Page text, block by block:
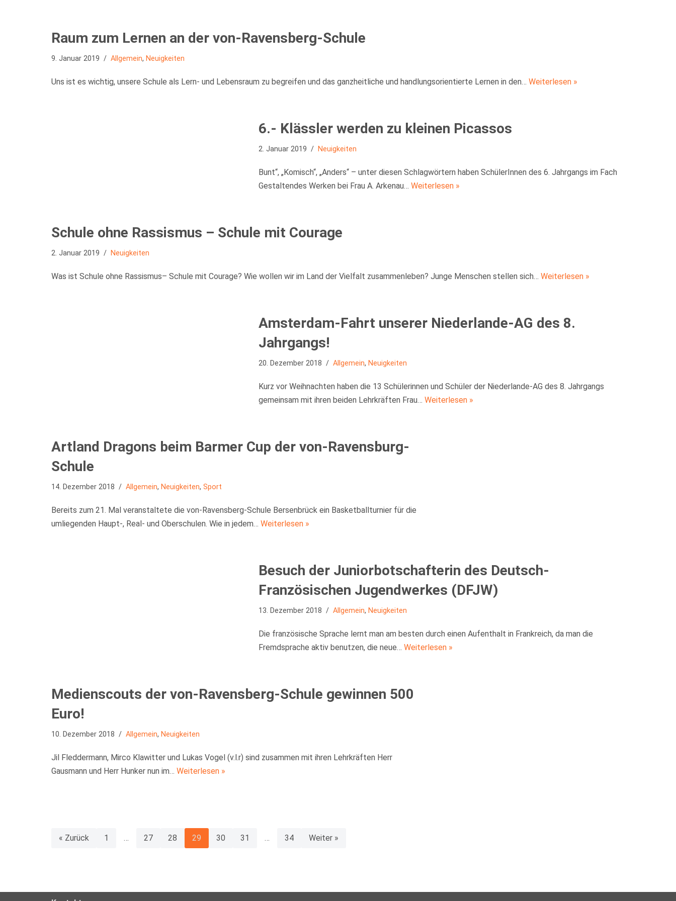
Raum zum Lernen an der von-Ravensberg-Schule
9. Januar 2019 Allgemein, Neuigkeiten
Uns ist es wichtig, unsere Schule als Lern- und Lebensraum zu begreifen und das ganzheitliche und handlungsorientierte Lernen in den… Weiterlesen »
6.- Klässler werden zu kleinen Picassos
2. Januar 2019 Neuigkeiten
Bunt“, „Komisch“, „Anders“ – unter diesen Schlagwörtern haben SchülerInnen des 6. Jahrgangs im Fach
Gestaltendes Werken bei Frau A. Arkenau… Weiterlesen »
Schule ohne Rassismus – Schule mit Courage
2. Januar 2019 Neuigkeiten
Was ist Schule ohne Rassismus– Schule mit Courage? Wie wollen wir im Land der Vielfalt zusammenleben? Junge Menschen stellen sich… Weiterlesen »
Amsterdam-Fahrt unserer Niederlande-AG des 8.
Jahrgangs!
20. Dezember 2018 Allgemein, Neuigkeiten
Kurz vor Weihnachten haben die 13 Schülerinnen und Schüler der Niederlande-AG des 8. Jahrgangs
gemeinsam mit ihren beiden Lehrkräften Frau… Weiterlesen »
Artland Dragons beim Barmer Cup der von-Ravensburg-
Schule
14. Dezember 2018 Allgemein, Neuigkeiten, Sport
Bereits zum 21. Mal veranstaltete die von-Ravensberg-Schule Bersenbrück ein Basketballturnier für die
umliegenden Haupt-, Real- und Oberschulen. Wie in jedem… Weiterlesen »
Besuch der Juniorbotschafterin des Deutsch-
Französischen Jugendwerkes (DFJW)
13. Dezember 2018 Allgemein, Neuigkeiten
Die französische Sprache lernt man am besten durch einen Aufenthalt in Frankreich, da man die
Fremdsprache aktiv benutzen, die neue… Weiterlesen »
Medienscouts der von-Ravensberg-Schule gewinnen 500
Euro!
10. Dezember 2018 Allgemein, Neuigkeiten
Jil Fleddermann, Mirco Klawitter und Lukas Vogel (v.l.r) sind zusammen mit ihren Lehrkräften Herr
Gausmann und Herr Hunker nun im… Weiterlesen »
« Zurück 1 … 27 28 29 30 31 … 34 Weiter »